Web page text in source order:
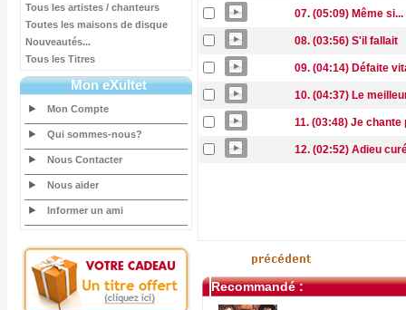
Tous les artistes / chanteurs
Toutes les maisons de disque
Nouveautés...
Tous les Titres
Mon eXultet
Mon Compte
Qui sommes-nous?
Nous Contacter
Nous aider
Informer un ami
07. (05:09) Même si...
08. (03:56) S'il fallait
09. (04:14) Défaite
10. (04:37) Le
11. (03:48) Je chante
12. (02:52) Adieu
Recommandé :